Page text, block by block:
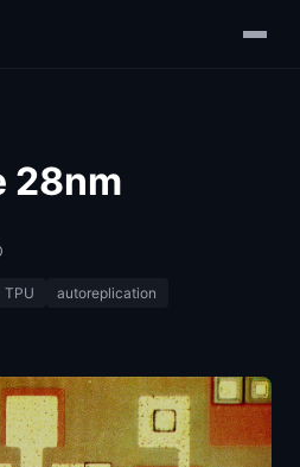
28nm
TPU
autoreplication